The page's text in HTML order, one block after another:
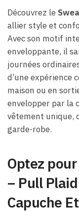
Découvrez le
allier style et
Avec son motif
enveloppante, il
journées
d’une expérience
maison ou en
envelopper par la
vêtement unique,
garde-robe.
Optez
– Pull
Capuche